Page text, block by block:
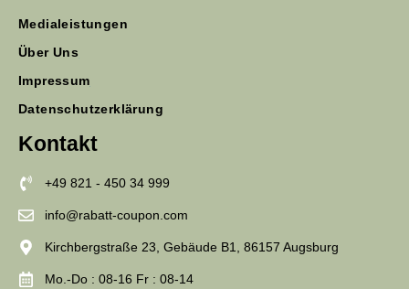
Medialeistungen
Über Uns
Impressum
Datenschutzerklärung
Kontakt
+49 821 - 450 34 999
info@rabatt-coupon.com
Kirchbergstraße 23, Gebäude B1, 86157 Augsburg
Mo.-Do : 08-16 Fr : 08-14